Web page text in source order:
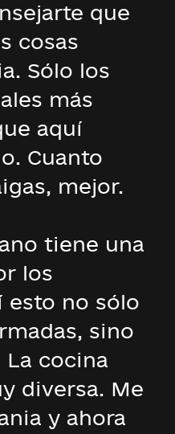
que
cosas
Sólo los
más
aquí
Cuanto
mejor.
tiene una
los
esto no sólo
sino
La cocina
diversa. Me
y ahora